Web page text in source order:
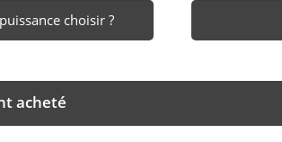
choisir ?
acheté